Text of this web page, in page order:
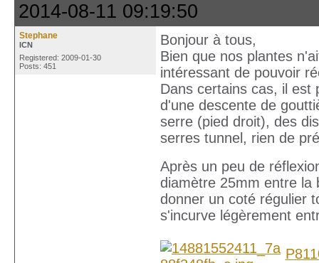
2014-08-11 09:19:50
Stephane
ICN
Registered: 2009-01-30
Posts: 451
Bonjour à tous,
Bien que nos plantes
intéressant de pouvoir
Dans certains cas, il est
d'une descente de
serre (pied droit), des
serres tunnel, rien de
Après un peu de
diamètre 25mm entre la
donner un coté régulier
s'incurve légèrement